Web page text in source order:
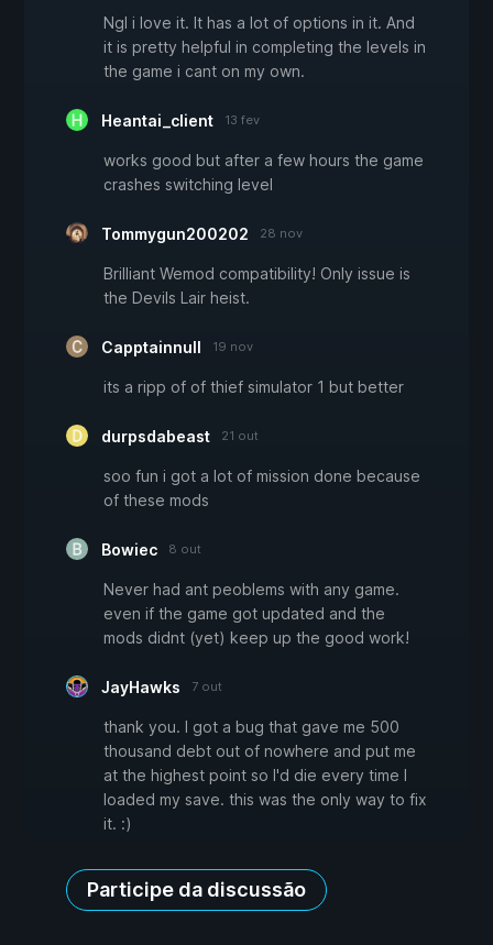
Ngl i love it. It has a lot of options in it. And
it is pretty helpful in completing the levels in
the game i cant on my own.
Heantai_client 13 fev
works good but after a few hours the game
crashes switching level
Tommygun200202 28 nov
Brilliant Wemod compatibility! Only issue is
the Devils Lair heist.
Capptainnull 19 nov
its a ripp of of thief simulator 1 but better
durpsdabeast 21 out
soo fun i got a lot of mission done because
of these mods
Bowiec 8 out
Never had ant peoblems with any game.
even if the game got updated and the
mods didnt (yet) keep up the good work!
JayHawks 7 out
thank you. I got a bug that gave me 500
thousand debt out of nowhere and put me
at the highest point so I'd die every time I
loaded my save. this was the only way to fix
it. :)
Participe da discussão